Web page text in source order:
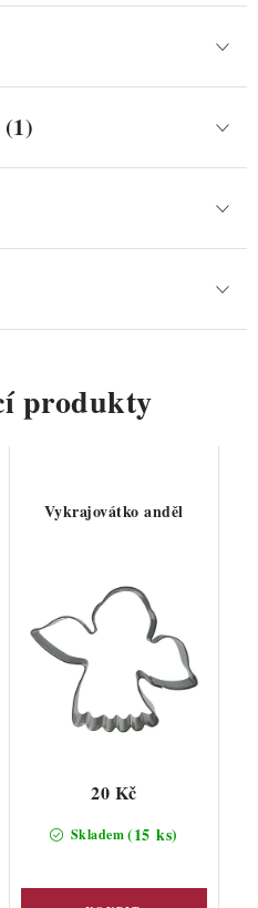
produkty
Vykrajovátko anděl
Skladem(15 ks)
20 Kč